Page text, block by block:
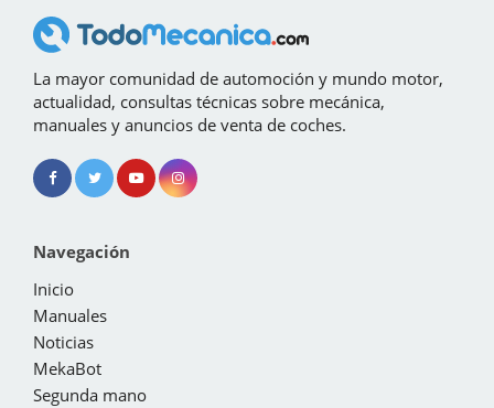
La mayor comunidad de automoción y mundo motor,
actualidad, consultas técnicas sobre mecánica,
manuales y anuncios de venta de coches.
Navegación
Inicio
Manuales
Noticias
MekaBot
Segunda mano